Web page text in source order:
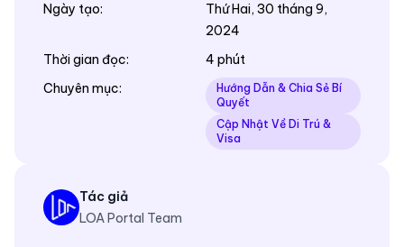
Ngày tạo:
Thứ Hai, 30 tháng 9,
2024
Thời gian đọc:
4 phút
Chuyên mục:
Hướng Dẫn & Chia Sẻ Bí
Quyết
Cập Nhật Về Di Trú &
Visa
Tác giả
LOA Portal Team